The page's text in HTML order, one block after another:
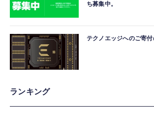
ち募集中。
テクノエッジへのご寄
ランキング